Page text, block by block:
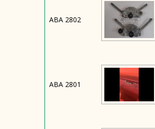
ABA 2802
ABA 2801